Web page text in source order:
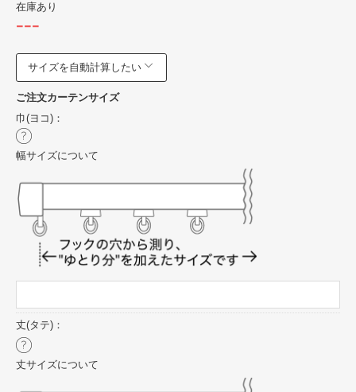
在庫あり
---
サイズを自動計算したい
ご注文カーテンサイズ
巾(ヨコ)：
幅サイズについて
丈(タテ)：
丈サイズについて